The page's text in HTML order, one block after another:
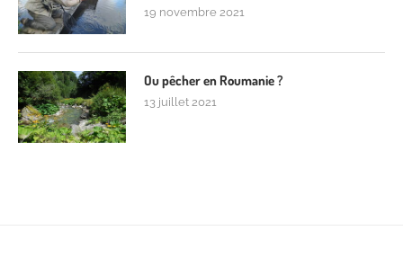
19 novembre 2021
Ou pêcher en Roumanie ?
13 juillet 2021